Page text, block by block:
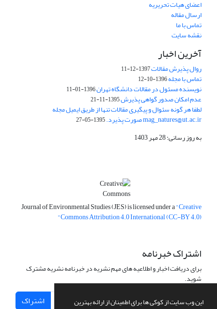
این وب سایت از کوکی ها برای اطمینان از ارائه بهترین
اعضای هیات تحریریه
ارسال مقاله
تماس با ما
نقشه سایت
آخرین اخبار
روال پذیرش مقالات1397-12-11
تماس با مجله1396-10-12
نویسنده مسئول در مقالات دانشگاه تهران1396-01-11
عدم امکان صدور گواهی پذیرش1395-11-21
لطفا هر گونه سئوال و پیگیری مقالات تنها از طریق ایمیل مجله
mag_natures@ut.ac.ir صورت پذیرد. 1395-05-27
به روز رسانی: 28 مهر 1403
Journal of Environmental Studies (JES) is licensed under a"Creative
Commons Attribution 4.0 International (CC-BY 4.0)"
اشتراک خبرنامه
برای دریافت اخبار و اطلاعیه های مهم نشریه در خبرنامه نشریه مشترک
شوید.
اشتراک